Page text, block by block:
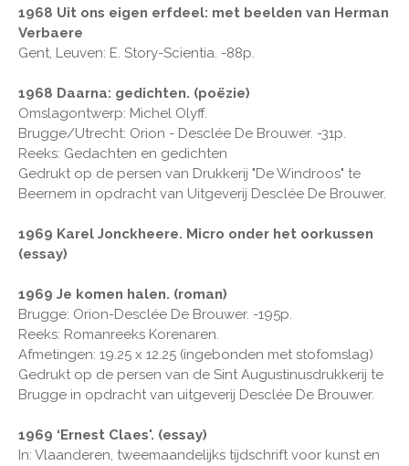
1968 Uit ons eigen erfdeel: met beelden van Herman
Verbaere
Gent, Leuven: E. Story-Scientia. -88p.
1968 Daarna: gedichten. (poëzie)
Omslagontwerp: Michel Olyff.
Brugge/Utrecht: Orion - Desclée De Brouwer. -31p.
Reeks: Gedachten en gedichten
Gedrukt op de persen van Drukkerij "De Windroos" te
Beernem in opdracht van Uitgeverij Desclée De Brouwer.
1969 Karel Jonckheere. Micro onder het oorkussen
(essay)
1969 Je komen halen. (roman)
Brugge: Orion-Desclée De Brouwer. -195p.
Reeks: Romanreeks Korenaren.
Afmetingen: 19.25 x 12.25 (ingebonden met stofomslag)
Gedrukt op de persen van de Sint Augustinusdrukkerij te
Brugge in opdracht van uitgeverij Desclée De Brouwer.
1969 ‘Ernest Claes'. (essay)
In: Vlaanderen, tweemaandelijks tijdschrift voor kunst en